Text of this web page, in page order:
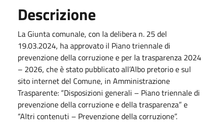
Descrizione
La Giunta comunale, con la delibera n. 25 del
19.03.2024, ha approvato il Piano triennale di
prevenzione della corruzione e per la trasparenza 2024
– 2026, che è stato pubblicato all’Albo pretorio e sul
sito internet del Comune, in Amministrazione
Trasparente: “Disposizioni generali – Piano triennale di
prevenzione della corruzione e della trasparenza” e
“Altri contenuti – Prevenzione della corruzione”.